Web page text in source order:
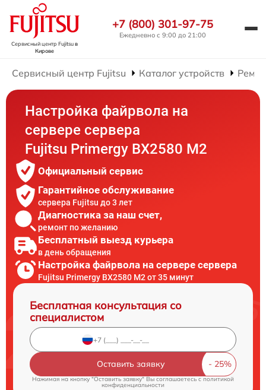
Сервисный центр Fujitsuв
Кирове
+7 (800) 301-97-75
Ежедневно с 9:00 до 21:00
Сервисный центр Fujitsu Каталог устройств
Настройка файрвола на
сервере сервера
Fujitsu Primergy BX2580 M2
Официальный сервис
Гарантийное обслуживание
сервера Fujitsu до 3 лет
Диагностика за наш счет,
ремонт по желанию
Бесплатный выезд курьера
в день обращения
Настройка файрвола на сервере сервера
Fujitsu Primergy BX2580 M2 от 35 минут
Бесплатная консультация со
специалистом
Оставить заявку
Нажимая на кнопку "Оставить заявку" Вы соглашаетесь cполитикой
конфиденциальности